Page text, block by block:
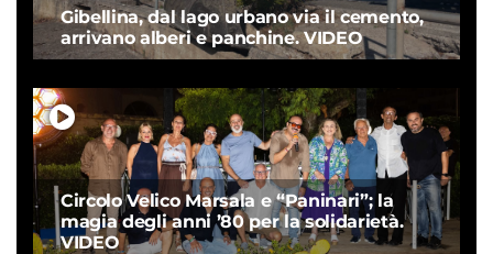
Gibellina, dal lago urbano via il cemento,
arrivano alberi e panchine. VIDEO
Circolo Velico Marsala e “Paninari”; la
magia degli anni ’80 per la solidarietà.
VIDEO